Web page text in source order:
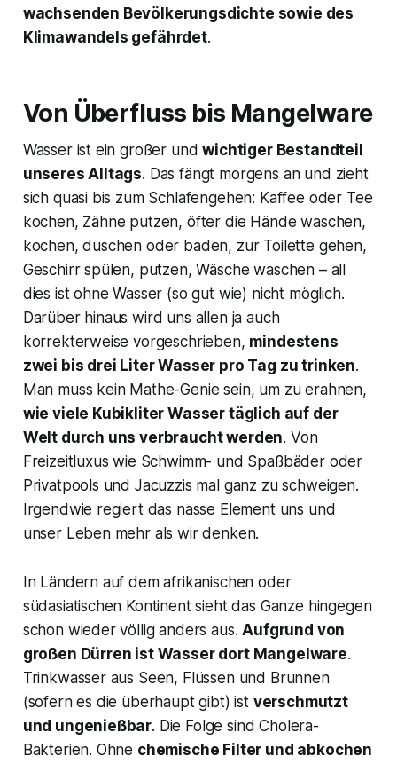
wachsenden Bevölkerungsdichte sowie des
Klimawandels gefährdet.
Von Überfluss bis Mangelware
Wasser ist ein großer undwichtiger Bestandteil
unseres Alltags. Das fängt morgens an und zieht
sich quasi bis zum Schlafengehen: Kaffee oder Tee
kochen, Zähne putzen, öfter die Hände waschen,
kochen, duschen oder baden, zur Toilette gehen,
Geschirr spülen, putzen, Wäsche waschen – all
dies ist ohne Wasser (so gut wie) nicht möglich.
Darüber hinaus wird uns allen ja auch
korrekterweise vorgeschrieben, mindestens
zwei bis drei Liter Wasser pro Tag zu trinken.
Man muss kein Mathe-Genie sein, um zu erahnen,
wie viele Kubikliter Wasser täglich auf der
Welt durch uns verbraucht werden. Von
Freizeitluxus wie Schwimm- und Spaßbäder oder
Privatpools und Jacuzzis mal ganz zu schweigen.
Irgendwie regiert das nasse Element uns und
unser Leben mehr als wir denken.
In Ländern auf dem afrikanischen oder
südasiatischen Kontinent sieht das Ganze hingegen
schon wieder völlig anders aus.Aufgrund von
großen Dürren ist Wasser dort Mangelware.
Trinkwasser aus Seen, Flüssen und Brunnen
(sofern es die überhaupt gibt) ist verschmutzt
und ungenießbar. Die Folge sind Cholera-
Bakterien. Ohne chemische Filter und abkochen